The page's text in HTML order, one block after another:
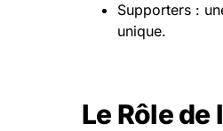
Supporters :
unique.
Le Rôle